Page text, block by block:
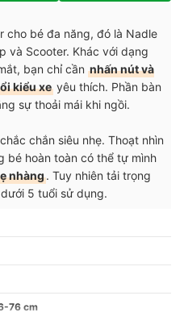
cho bé đa năng, đó là Nadle
và Scooter. Khác với dạng
bạn chỉ cần nhấn nút và
kiểu xe yêu thích. Phần bàn
sự thoải mái khi ngồi.
chắn siêu nhẹ. Thoạt nhìn
bé hoàn toàn có thể tự mình
nhàng. Tuy nhiên tải trọng
5 tuổi sử dụng.
76 cm